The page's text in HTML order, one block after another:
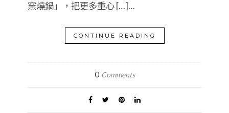
窯燒鍋」，把更多重心 […]…
CONTINUE READING
0 Comments